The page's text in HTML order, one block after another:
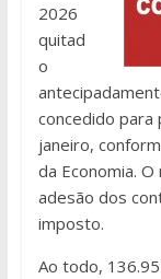
2026
quitad
o
concedido para
janeiro,
da Economia.
adesão dos
imposto.
Ao todo,